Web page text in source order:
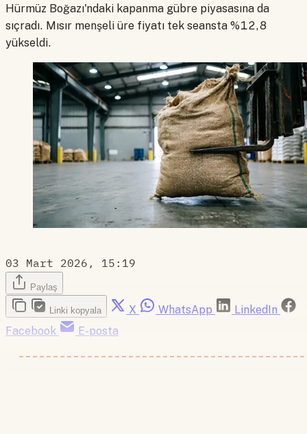
Hürmüz Boğazı'ndaki kapanma gübre piyasasına da
sıçradı. Mısır menşeli üre fiyatı tek seansta %12,8
yükseldi.
03 Mart 2026, 15:19
Paylaş
Linki kopyala X WhatsApp
LinkedIn
Facebook
E-posta